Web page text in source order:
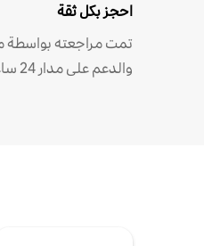
احجز بكل ثقة
تمت مراجعته بواسطة
والدعم على مدار 24 ساعة خلال إقامتك الطويلة.